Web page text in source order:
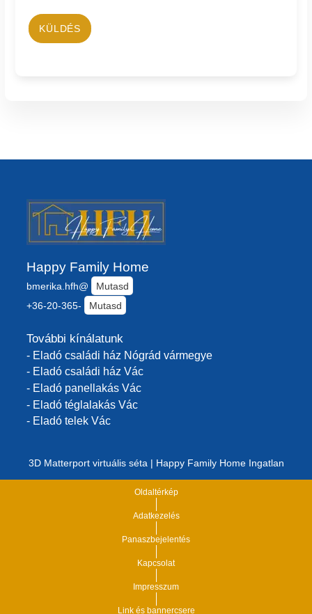
KÜLDÉS
Happy Family Home
bmerika.hfh@
Mutasd
+36-20-365-
Mutasd
További kínálatunk
- Eladó családi ház Nógrád vármegye
- Eladó családi ház Vác
- Eladó panellakás Vác
- Eladó téglalakás Vác
- Eladó telek Vác
3D Matterport virtuális séta | Happy Family Home Ingatlan
Oldaltérkép
Adatkezelés
Panaszbejelentés
Kapcsolat
Impresszum
Link és bannercsere